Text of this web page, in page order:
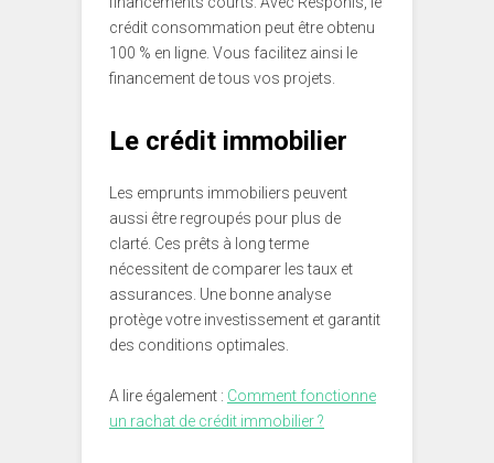
crédit consommation peut être obtenu
100 % en ligne. Vous facilitez ainsi le
financement de tous vos projets.
Le crédit immobilier
Les emprunts immobiliers peuvent
aussi être regroupés pour plus de
clarté. Ces prêts à long terme
nécessitent de comparer les taux et
assurances. Une bonne analyse
protège votre investissement et garantit
des conditions optimales.
A lire également : Comment fonctionne
un rachat de crédit immobilier ?